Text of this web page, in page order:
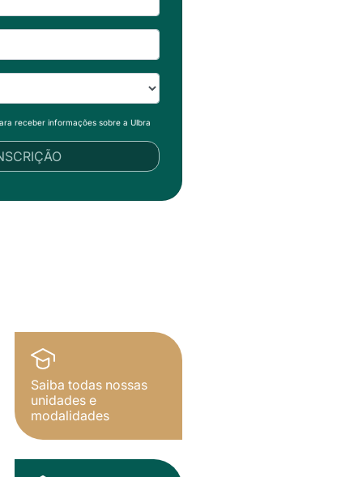
receber informações sobre a Ulbra
Saiba todas nossas
unidades e
modalidades